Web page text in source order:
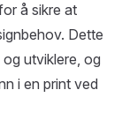
å sikre at
Dette
utviklere, og
i en print ved